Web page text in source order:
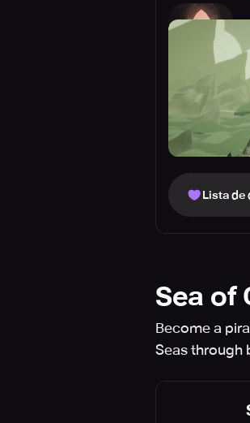
Lista de
Sea of
Become a
Seas through